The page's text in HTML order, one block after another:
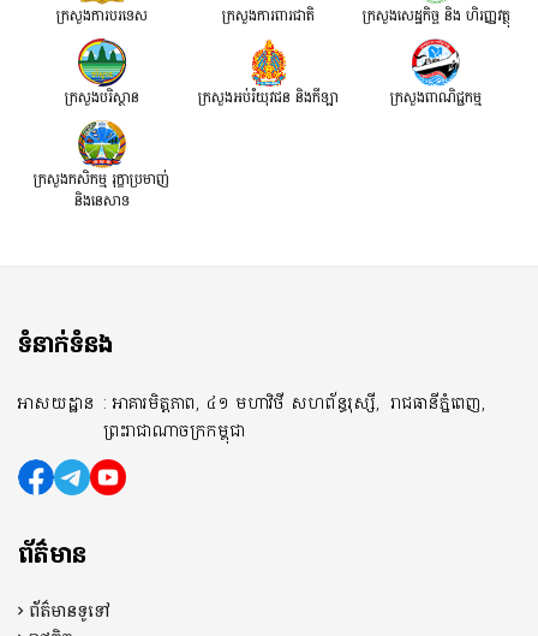
ក្រសួងការបរទេស ក្រសួងការពារជាតិ ក្រសួង​សេដ្ឋកិច្ច និង ហិរញ្ញវត្ថុ
ក្រសួងបរិស្ថាន ក្រសួងអប់រំយុវជន និងកីឡា ក្រសួងពាណិជ្ជកម្ម
ក្រសួងកសិកម្ម រុក្ខាប្រមាញ់
និងនេសាទ
ទំនាក់ទំនង
អាសយដ្ឋាន : អាគារមិត្តភាព, ៤១ មហាវិថី សហព័ន្ធរុស្សី, រាជធានីភ្នំពេញ,
ព្រះរាជាណាចក្រកម្ពុជា
ព័ត៌មាន
ព័ត៌មានទូទៅ